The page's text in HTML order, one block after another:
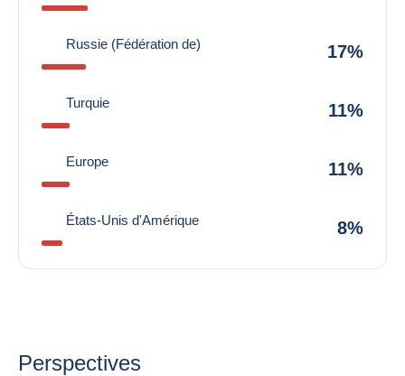
Russie (Fédération de) 17%
Turquie 11%
Europe 11%
États-Unis d'Amérique 8%
Perspectives